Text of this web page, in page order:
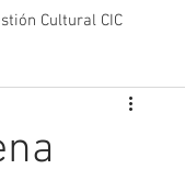
Cultural CIC
Tesis de Actuación